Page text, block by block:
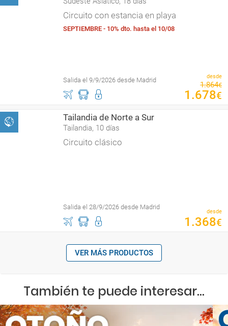
Circuito con estancia en playa
SEPTIEMBRE - 10% dto. hasta el 10/08
Salida el 9/9/2026 desde Madrid desde
1.864€
1 .678€
Tailandia de Norte a Sur
Tailandia, 10 días
Circuito clásico
Salida el 28/9/2026 desde Madrid
desde
1 .368€
VER MÁS PRODUCTOS
También te puede interesar...